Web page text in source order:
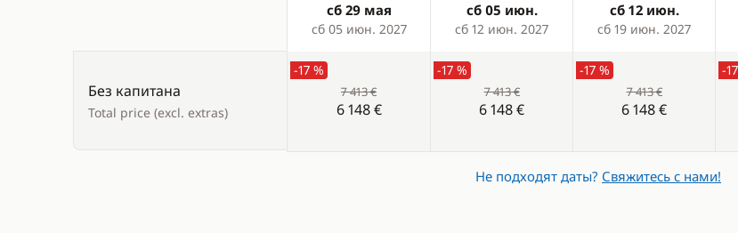
Products
сб 29 мая
сб 05 июн. 2027
сб 05 июн.
сб 12 июн. 2027
сб 12 июн.
сб 19 июн. 2027
Без капитана
Total price (excl. extras)
-17 %
7 413 €
6 148 €
-17 %
7 413 €
6 148 €
-17 %
7 413 €
6 148 €
-
Не подходят даты? Свяжитесь с нами!